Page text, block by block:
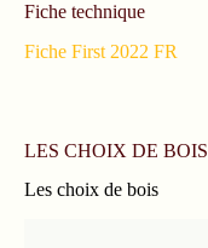
Fiche technique
Fiche First 2022 FR
LES CHOIX DE BOIS
Les choix de bois